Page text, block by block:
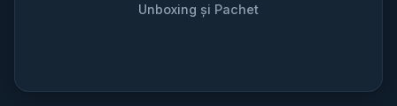
Unboxing și Pachet